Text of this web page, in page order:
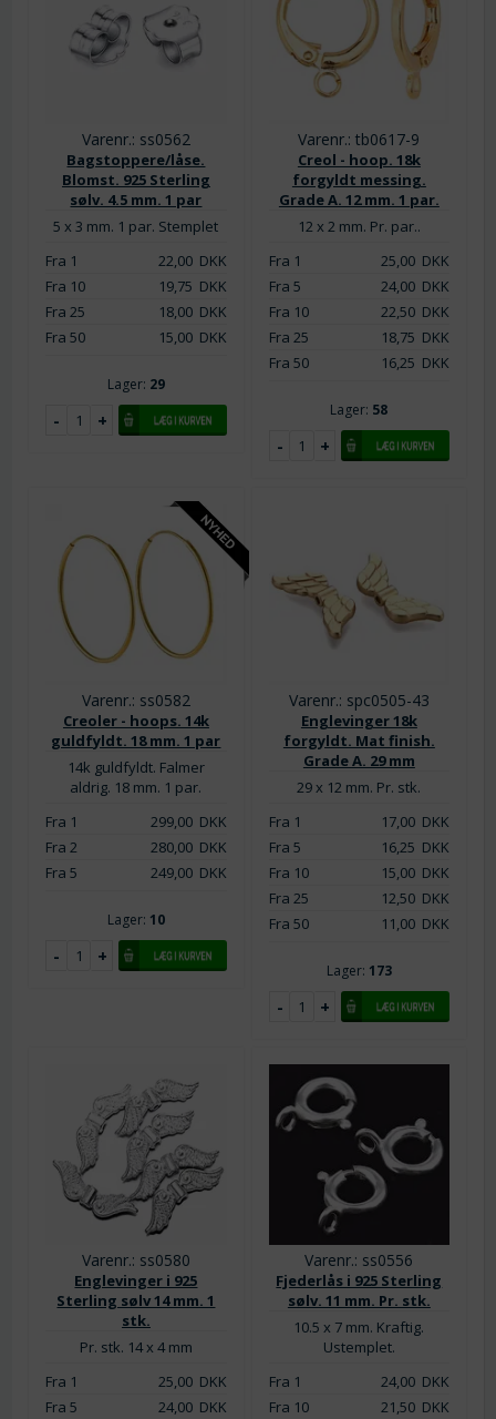
Varenr.: ss0562
Bagstoppere/låse.
Blomst. 925 Sterling
sølv. 4.5 mm. 1 par
5 x 3 mm. 1 par. Stemplet
Fra 1
22,00DKK
Fra 10
19,75 DKK
Fra 25
18,00DKK
Fra 50
15,00DKK
Lager: 29
Varenr.: tb0617-9
Creol - hoop. 18k
forgyldt messing.
Grade A. 12 mm. 1 par.
12 x 2 mm. Pr. par..
Fra 1
25,00 DKK
Fra 5
24,00 DKK
Fra 10
22,50 DKK
Fra 25
18,75 DKK
Fra 50
16,25 DKK
Lager: 58
Varenr.: ss0582
Creoler - hoops. 14k
guldfyldt. 18 mm. 1 par
14k guldfyldt. Falmer
aldrig. 18 mm. 1 par.
Fra 1
299,00DKK
Fra 2
280,00DKK
Fra 5
249,00DKK
Lager: 10
Varenr.: spc0505-43
Englevinger 18k
forgyldt. Mat finish.
Grade A. 29 mm
29 x 12 mm. Pr. stk.
Fra 1
17,00 DKK
Fra 5
16,25 DKK
Fra 10
15,00 DKK
Fra 25
12,50 DKK
Fra 50
11,00 DKK
Lager: 173
Varenr.: ss0580
Englevinger i 925
Sterling sølv 14 mm. 1
stk.
Pr. stk. 14 x 4 mm
Fra 1
25,00DKK
Fra 5
24,00DKK
Varenr.: ss0556
Fjederlås i 925 Sterling
sølv. 11 mm. Pr. stk.
10.5 x 7 mm. Kraftig.
Ustemplet.
Fra 1
24,00 DKK
Fra 10
21,50 DKK